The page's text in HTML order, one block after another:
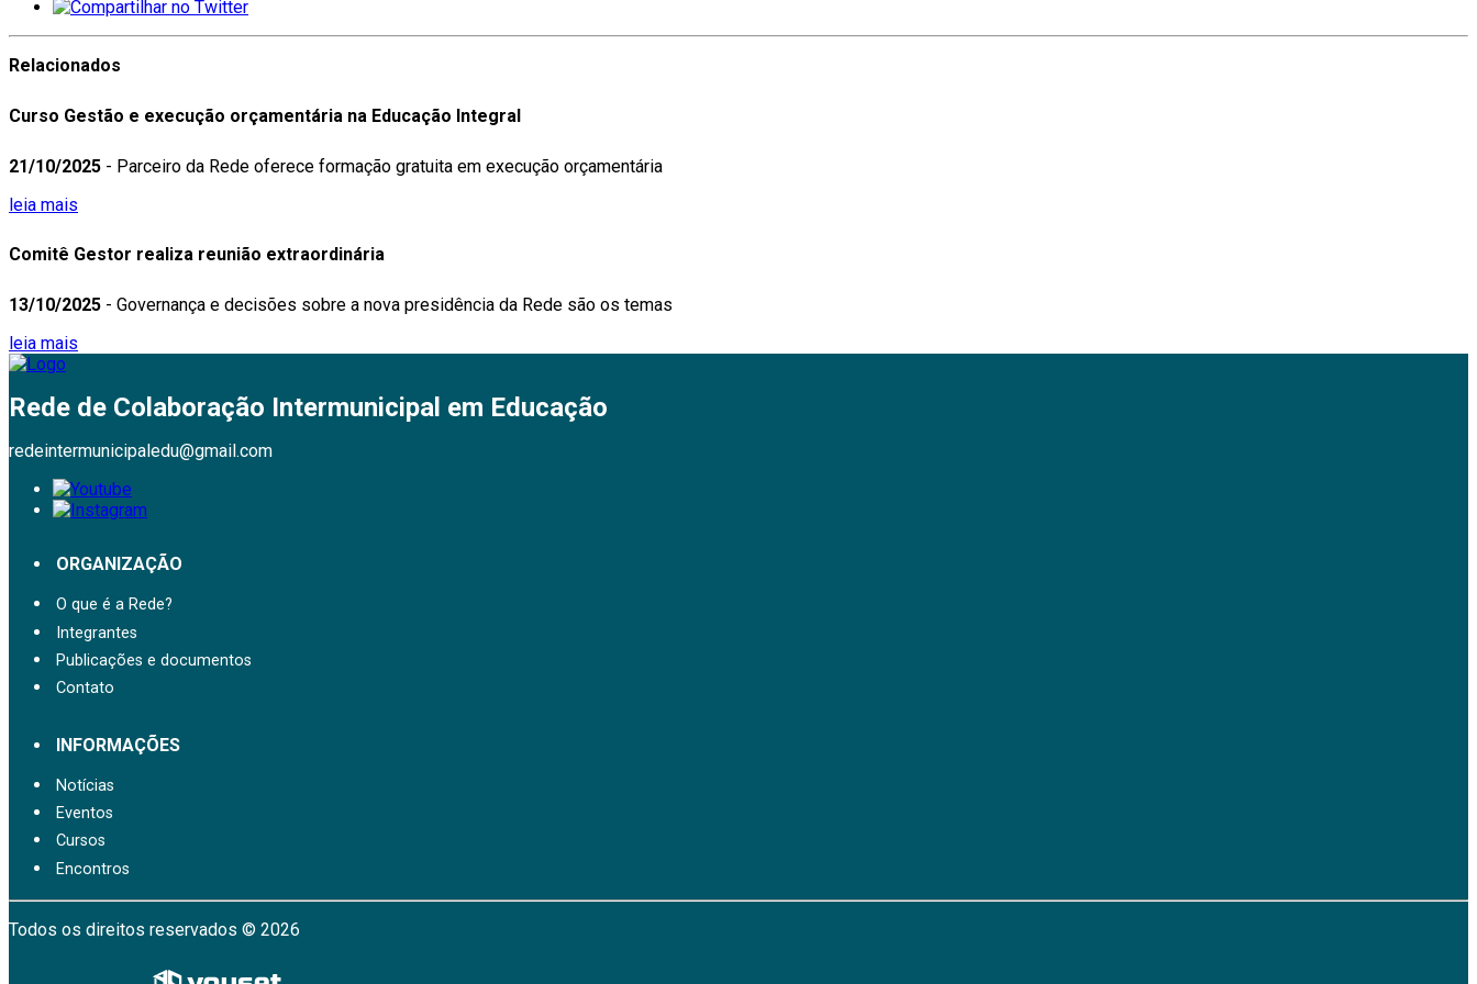
Relacionados
Curso Gestão e execução orçamentária na Educação Integral
21/10/2025 - Parceiro da Rede oferece formação gratuita em execução orçamentária
leia mais
Comitê Gestor realiza reunião extraordinária
13/10/2025 - Governança e decisões sobre a nova presidência da Rede são os temas
leia mais
Rede de Colaboração Intermunicipal em Educação
redeintermunicipaledu@gmail.com
ORGANIZAÇÃO
O que é a Rede?
Integrantes
Publicações e documentos
Contato
INFORMAÇÕES
Notícias
Eventos
Cursos
Encontros
Todos os direitos reservados © 2026